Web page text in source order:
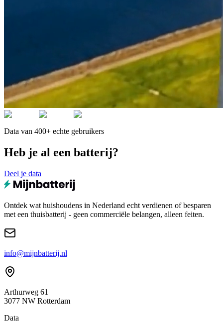
Data van 400+ echte gebruikers
Heb je al een batterij?
Deel je data
Ontdek wat huishoudens in Nederland echt verdienen of besparen
met een thuisbatterij - geen commerciële belangen, alleen feiten.
info@mijnbatterij.nl
Arthurweg 61
3077 NW Rotterdam
Data